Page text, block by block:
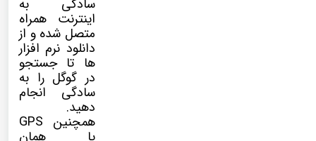
سادگی به
اینترنت همراه
متصل شده و از
دانلود نرم افزار
ها تا جستجو
در گوگل را به
سادگی انجام
دهید.
همچنین GPS
یا همان